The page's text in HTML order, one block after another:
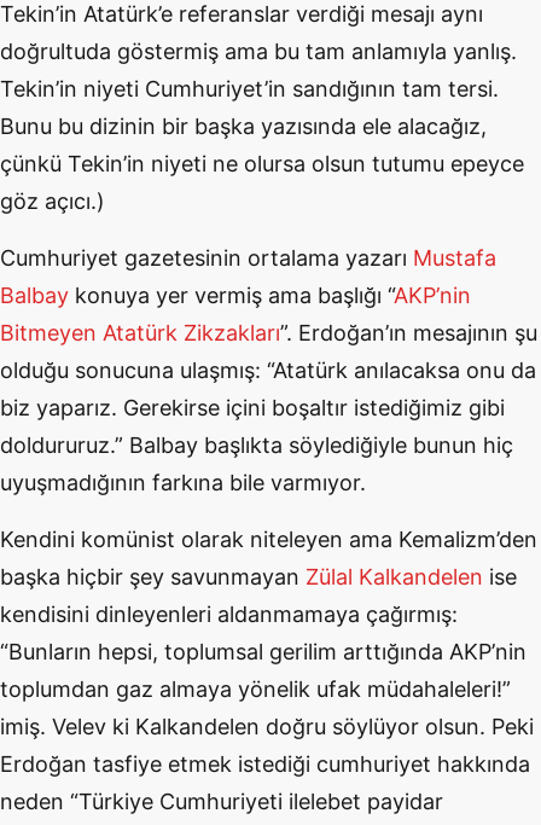
Tekin’in Atatürk’e referanslar verdiği mesajı aynı
doğrultuda göstermiş ama bu tam anlamıyla yanlış.
Tekin’in niyeti Cumhuriyet’in sandığının tam tersi.
Bunu bu dizinin bir başka yazısında ele alacağız,
çünkü Tekin’in niyeti ne olursa olsun tutumu epeyce
göz açıcı.)
Cumhuriyet gazetesinin ortalama yazarı Mustafa
Balbay konuya yer vermiş ama başlığı “AKP’nin
Bitmeyen Atatürk Zikzakları”. Erdoğan’ın mesajının şu
olduğu sonucuna ulaşmış: “Atatürk anılacaksa onu da
biz yaparız. Gerekirse içini boşaltır istediğimiz gibi
doldururuz.” Balbay başlıkta söylediğiyle bunun hiç
uyuşmadığının farkına bile varmıyor.
Kendini komünist olarak niteleyen ama Kemalizm’den
başka hiçbir şey savunmayan Zülal Kalkandelen ise
kendisini dinleyenleri aldanmamaya çağırmış:
“Bunların hepsi, toplumsal gerilim arttığında AKP’nin
toplumdan gaz almaya yönelik ufak müdahaleleri!”
imiş. Velev ki Kalkandelen doğru söylüyor olsun. Peki
Erdoğan tasfiye etmek istediği cumhuriyet hakkında
neden “Türkiye Cumhuriyeti ilelebet payidar